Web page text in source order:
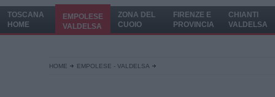
TOSCANA
HOME
EMPOLESE
VALDELSA
ZONA DEL
CUOIO
FIRENZE E
PROVINCIA
CHIANTI
VALDELSA
HOME EMPOLESE - VALDELSA